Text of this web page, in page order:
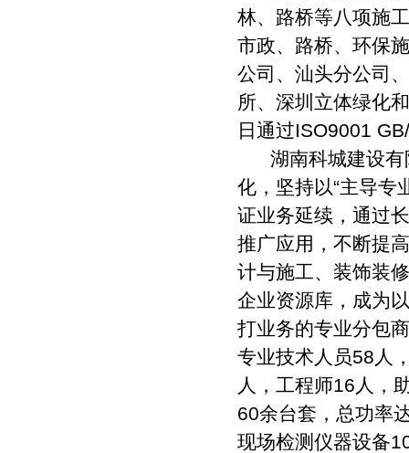
林、路桥等八项施
市政、路桥、环保
公司、汕头分公司
所、深圳立体绿化
日通过ISO9001
湖南科城建设有
化，坚持以“主导专
证业务延续，通过
推广应用，不断提
计与施工、装饰装
企业资源库，成为
打业务的专业分包
专业技术人员58人
人，工程师16人，
60余台套，总功率
现场检测仪器设备